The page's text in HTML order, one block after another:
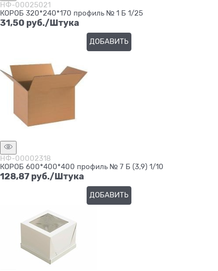
НФ-00025021
КОРОБ 320*240*170 профиль № 1 Б 1/25
31,50 руб./Штука
ДОБАВИТЬ
НФ-00002318
КОРОБ 600*400*400 профиль № 7 Б (3,9) 1/10
128,87 руб./Штука
ДОБАВИТЬ